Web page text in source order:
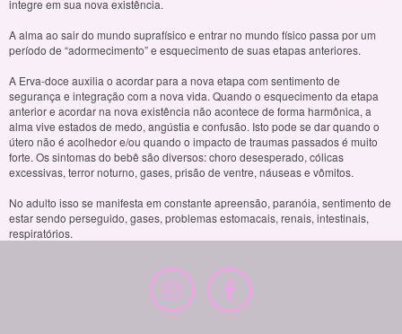
integre em sua nova existência.
A alma ao sair do mundo suprafísico e entrar no mundo físico passa por um
período de “adormecimento” e esquecimento de suas etapas anteriores.
A Erva-doce auxilia o acordar para a nova etapa com sentimento de
segurança e integração com a nova vida. Quando o esquecimento da etapa
anterior e acordar na nova existência não acontece de forma harmônica, a
alma vive estados de medo, angústia e confusão. Isto pode se dar quando o
útero não é acolhedor e/ou quando o impacto de traumas passados é muito
forte. Os sintomas do bebê são diversos: choro desesperado, cólicas
excessivas, terror noturno, gases, prisão de ventre, náuseas e vômitos.
No adulto isso se manifesta em constante apreensão, paranóia, sentimento de
estar sendo perseguido, gases, problemas estomacais, renais, intestinais,
respiratórios.